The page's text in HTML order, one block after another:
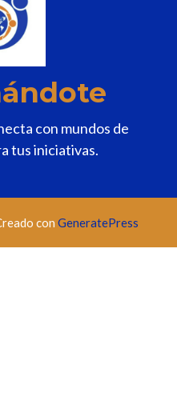
con mundos de
tus iniciativas.
con GeneratePress